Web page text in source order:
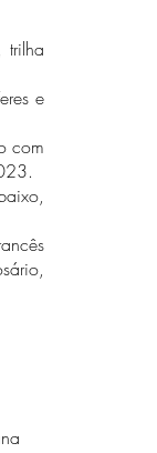
trilha
e
com